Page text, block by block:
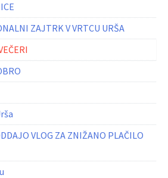
ZAJTRK V VRTCU URŠA
VLOG ZA ZNIŽANO PLAČILO